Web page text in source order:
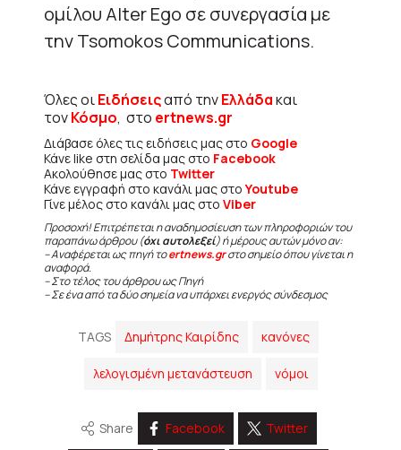
ομίλου Alter Ego σε συνεργασία με
την Tsomokos Communications.
Όλες οιΕιδήσειςαπό τηνΕλλάδακαι
τονΚόσμο, στο ertnews.gr
Διάβασε όλες τις ειδήσεις μας στο Google
Κάνε like στη σελίδα μας στο Facebook
Ακολούθησε μας στο Twitter
Κάνε εγγραφή στο κανάλι μας στοYoutube
Γίνε μέλος στο κανάλι μας στο Viber
Προσοχή! Επιτρέπεται η αναδημοσίευση των πληροφοριών του
παραπάνω άρθρου (όχι αυτολεξεί) ή μέρους αυτών μόνο αν:
– Αναφέρεται ως πηγή τοertnews.grστο σημείο όπου γίνεται η
αναφορά.
– Στο τέλος του άρθρου ως Πηγή
– Σε ένα από τα δύο σημεία να υπάρχει ενεργός σύνδεσμος
TAGS Δημήτρης Καιρίδης κανόνες
λελογισμένη μετανάστευση νόμοι
Share Facebook Twitter